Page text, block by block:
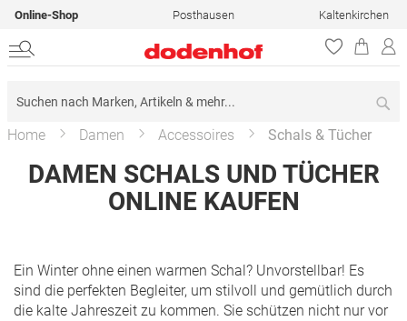
Online-Shop Posthausen Kaltenkirchen
Home Damen Accessoires Schals & Tücher
DAMEN SCHALS UND TÜCHER
ONLINE KAUFEN
Ein Winter ohne einen warmen Schal? Unvorstellbar! Es
sind die perfekten Begleiter, um stilvoll und gemütlich durch
die kalte Jahreszeit zu kommen. Sie schützen nicht nur vor